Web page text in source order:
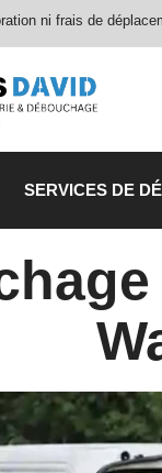
ni frais de
SERVICES DE